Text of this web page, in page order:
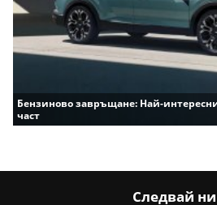
Бензиново завръщане: Най-
част
Следвай